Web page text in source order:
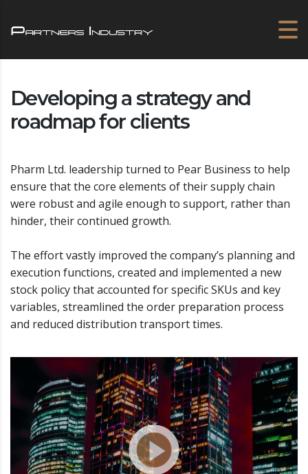
Developing a strategy and
roadmap for clients
Pharm Ltd. leadership turned to Pear Business to help
ensure that the core elements of their supply chain
were robust and agile enough to support, rather than
hinder, their continued growth.
The effort vastly improved the company’s planning and
execution functions, created and implemented a new
stock policy that accounted for specific SKUs and key
variables, streamlined the order preparation process
and reduced distribution transport times.